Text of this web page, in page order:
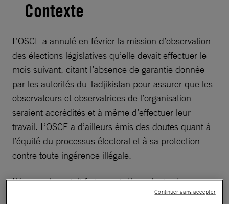
Contexte
L’OSCE a annulé en février la mission d’observation
des élections législatives qu’elle devait effectuer le
mois suivant, citant l’absence de garantie donnée
par les autorités du Tadjikistan pour assurer que les
observateurs et observatrices de l’organisation
seraient accrédités et à même d’effectuer leur
travail. L’OSCE a d’ailleurs émis des doutes quant à
l’équité du processus électoral et à sa protection
contre toute ingérence illégale.
L’économie restait fortement dépendante des
transferts d’argent en provenance de la diaspora, et
Continuer sans accepter